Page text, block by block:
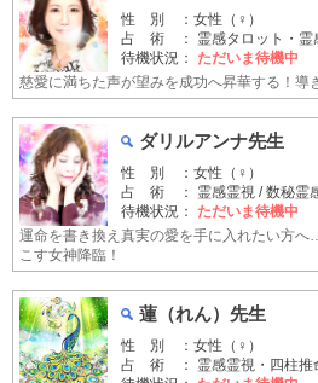
性 別 ：女性（♀）
占 術 ： 霊感タロット・霊
待機状況： ただいま待機中
慈愛に満ちた声が望みを成功へ昇華する！導
ダリルアンナ先生
性 別 ：女性（♀）
占 術 ： 霊感霊視 / 数秘霊
待機状況： ただいま待機中
運命を書き換え真実の愛を手に入れたい方
こす女神降臨！
蓮（れん）先生
性 別 ：女性（♀）
占 術 ： 霊感霊視・四柱推